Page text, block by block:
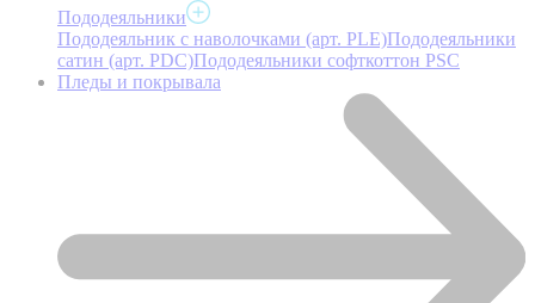
Пододеяльники
Пододеяльник с наволочками (арт. PLE)Пододеяльники
сатин (арт. PDC)Пододеяльники софткоттон PSC
Пледы и покрывала